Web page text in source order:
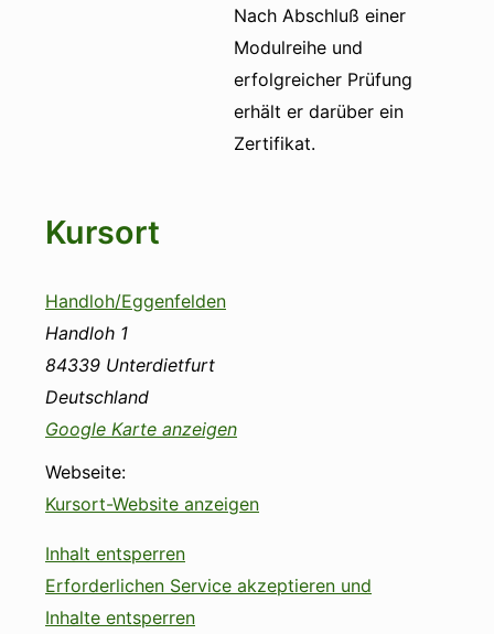
Nach Abschluß einer
Modulreihe und
erfolgreicher Prüfung
erhält er darüber ein
Zertifikat.
Kursort
Handloh/Eggenfelden
Handloh 1
84339 Unterdietfurt
Deutschland
Google Karte anzeigen
Webseite:
Kursort-Website anzeigen
Inhalt entsperren
Erforderlichen Service akzeptieren und
Inhalte entsperren